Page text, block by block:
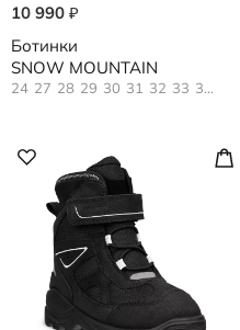
10 990 ₽
Ботинки
SNOW MOUNTAIN
24 27 28 29 30 31 32 33 34